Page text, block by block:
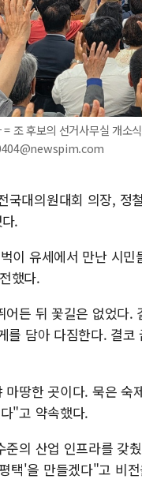
조 후보의 선거사무실 개소
국대의원대회 의장, 정
.
이 유세에서 만난 시
했다.
든 뒤 꽃길은 없었다.
를 담아 다짐한다. 결
마땅한 곳이다. 묵은
"고 약속했다.
의 산업 인프라를 갖
'을 만들겠다"고 비전